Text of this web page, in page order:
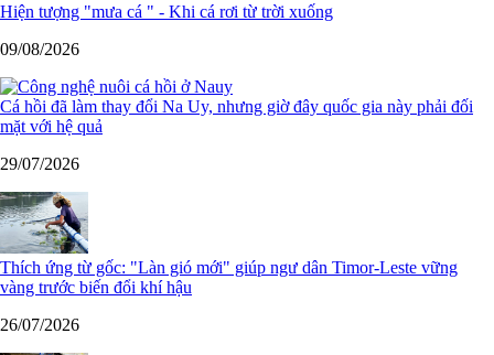
Hiện tượng "mưa cá " - Khi cá rơi từ trời xuống
09/08/2026
Cá hồi đã làm thay đổi Na Uy, nhưng giờ đây quốc gia này phải đối
mặt với hệ quả
29/07/2026
Thích ứng từ gốc: "Làn gió mới" giúp ngư dân Timor-Leste vững
vàng trước biến đổi khí hậu
26/07/2026